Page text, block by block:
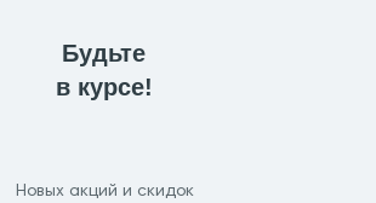
Будьте
в курсе!
Новых акций и скидок